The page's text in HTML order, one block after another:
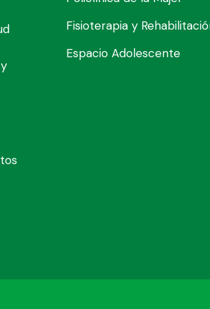
Fisioterapia y
Espacio Adolescente